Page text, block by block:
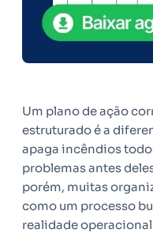
Um plano de ação
estruturado é a
apaga incêndios
problemas antes
porém, muitas
como um processo
realidade